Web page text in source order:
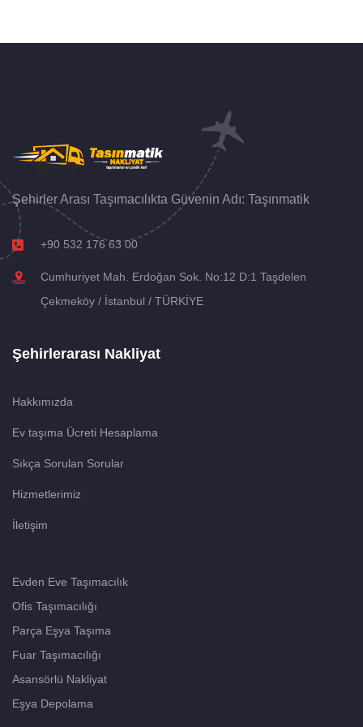
Şehirler Arası Taşımacılıkta Güvenin Adı: Taşınmatik
+90 532 176 63 00
Cumhuriyet Mah. Erdoğan Sok. No:12 D:1 Taşdelen
Çekmeköy / İstanbul / TÜRKİYE
Şehirlerarası Nakliyat
Hakkımızda
Ev taşıma Ücreti Hesaplama
Sıkça Sorulan Sorular
Hizmetlerimiz
İletişim
Evden Eve Taşımacılık
Ofis Taşımacılığı
Parça Eşya Taşıma
Fuar Taşımacılığı
Asansörlü Nakliyat
Eşya Depolama